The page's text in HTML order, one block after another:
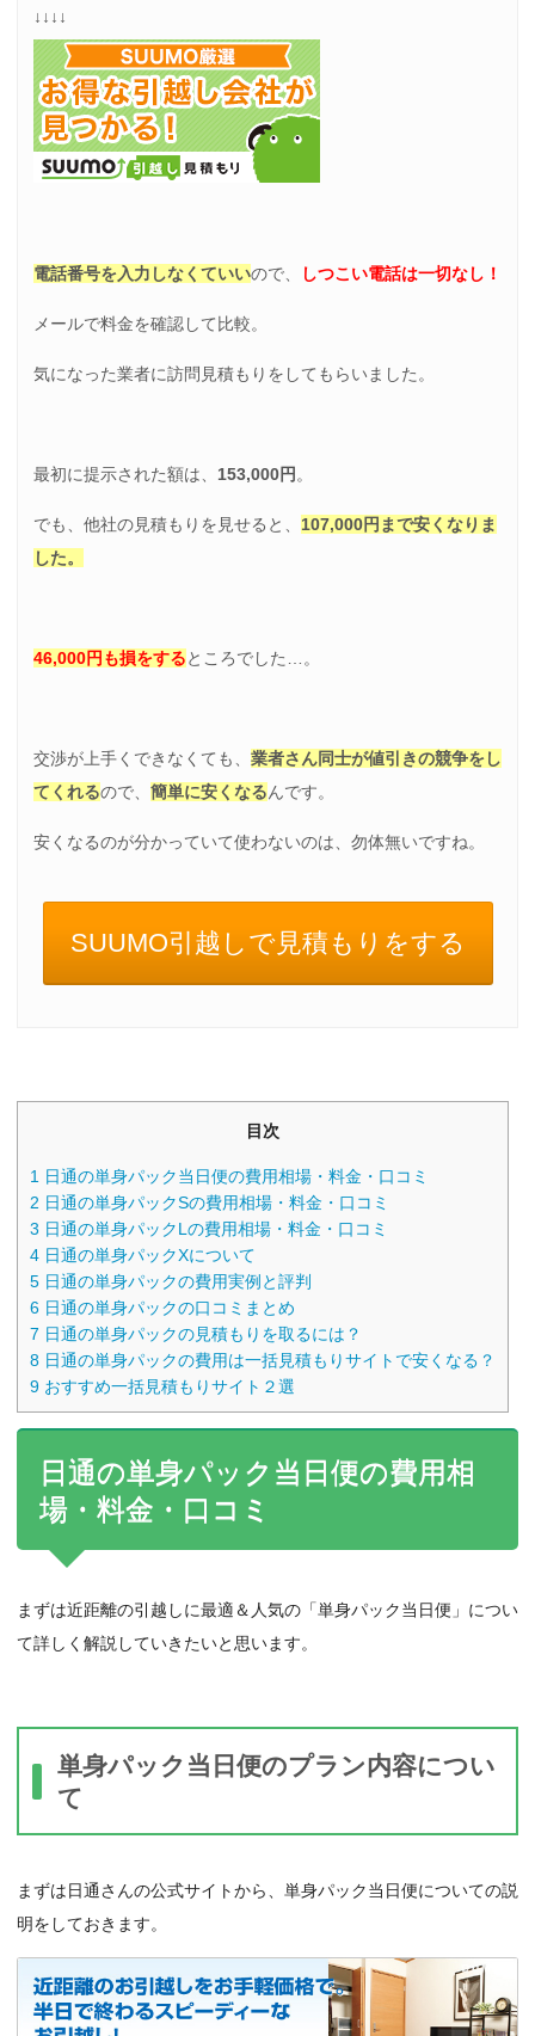
↓↓↓↓
電話番号を入力しなくていいので、 しつこい電話は一切なし！
メールで料金を確認して比較。
気になった業者に訪問見積もりをしてもらいました。
最初に提示された額は、 153,000円 。
でも、他社の見積もりを見せると、 107,000円まで安くなりま
した。
46,000円も損をするところでした…。
交渉が上手くできなくても、 業者さん同士が値引きの競争をし
てくれるので、 簡単に安くなるんです。
安くなるのが分かっていて使わないのは、勿体無いですね。
SUUMO引越しで見積もりをする
目次
1 日通の単身パック当日便の費用相場・料金・口コミ
2 日通の単身パックSの費用相場・料金・口コミ
3 日通の単身パックLの費用相場・料金・口コミ
4 日通の単身パックXについて
5 日通の単身パックの費用実例と評判
6 日通の単身パックの口コミまとめ
7 日通の単身パックの見積もりを取るには？
8 日通の単身パックの費用は一括見積もりサイトで安くなる？
9 おすすめ一括見積もりサイト２選
日通の単身パック当日便の費用相
場・料金・口コミ
まずは近距離の引越しに最適＆人気の「単身パック当日便」につい
て詳しく解説していきたいと思います。
単身パック当日便のプラン内容につい
て
まずは日通さんの公式サイトから、単身パック当日便についての説
明をしておきます。